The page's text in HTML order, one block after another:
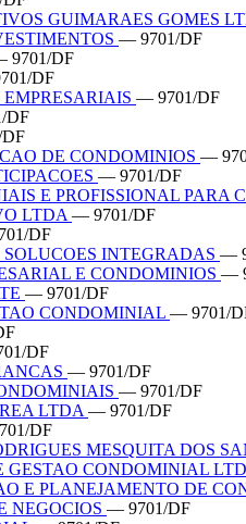
GUIMARAES GOMES
— 9701/DF
9701/DF
DF
— 9701/DF
DF
DE CONDOMINIOS —
— 9701/DF
E PROFISSIONAL PARA
LTDA — 9701/DF
DF
INTEGRADAS —
E CONDOMINIOS —
— 9701/DF
CONDOMINIAL — 9701/
DF
— 9701/DF
— 9701/DF
LTDA — 9701/DF
DF
MESQUITA DOS
GESTAO CONDOMINIAL
E PLANEJAMENTO DE
NEGOCIOS — 9701/DF